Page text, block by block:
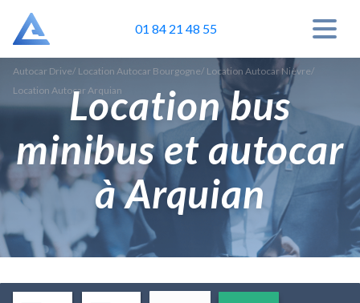
01 84 21 48 55
Autocar Drive/ Location Autocar Bourgogne/ Location Autocar Nièvre/
Location Autocar ArquianLocation bus
minibus et autocar
à Arquian